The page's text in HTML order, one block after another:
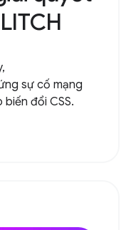
sự cố mạng
đổi CSS.